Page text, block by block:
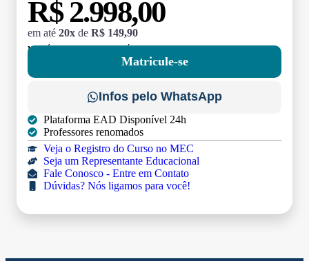
R$ 2.998,00
em até 20x de R$ 149,90
MATRÍCULA:
Matricule-se
Infos pelo WhatsApp
Plataforma EAD Disponível 24h
Professores renomados
Veja o Registro do Curso no MEC
Seja um Representante Educacional
Fale Conosco - Entre em Contato
Dúvidas? Nós ligamos para você!